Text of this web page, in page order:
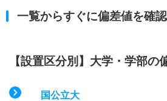
一覧からすぐに偏差値を確
【設置区分別】大学・学部の
国公立大